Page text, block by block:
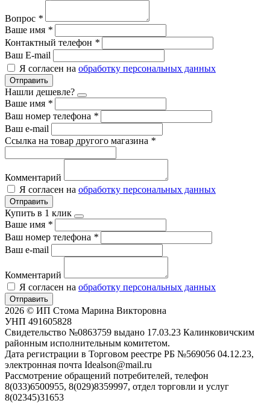
Вопрос *
Ваше имя *
Контактный телефон *
Ваш E-mail
Я согласен на обработку персональных данных
Отправить
Нашли дешевле?
Ваше имя *
Ваш номер телефона *
Ваш e-mail
Ссылка на товар другого магазина *
Комментарий
Я согласен на обработку персональных данных
Отправить
Купить в 1 клик
Ваше имя *
Ваш номер телефона *
Ваш e-mail
Комментарий
Я согласен на обработку персональных данных
Отправить
2026 © ИП Стома Марина Викторовна
УНП 491605828
Свидетельство №0863759 выдано 17.03.23 Калинковичским
районным исполнительным комитетом.
Дата регистрации в Торговом реестре РБ №569056 04.12.23,
электронная почта Idealson@mail.ru
Рассмотрение обращений потребителей, телефон
8(033)6500955, 8(029)8359997, отдел торговли и услуг
8(02345)31653